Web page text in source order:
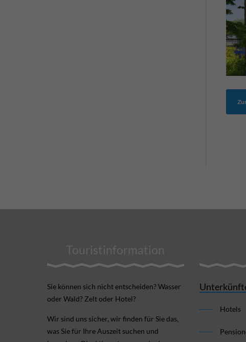
Touristinformation
Sie können sich nicht ent­scheiden? Wasser
oder Wald? Zelt oder Hotel?
Wir sind uns sicher, wir finden für Sie das,
was Sie für Ihre Aus­zeit suchen und
Hotels